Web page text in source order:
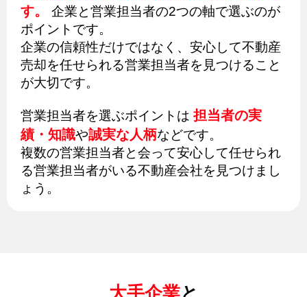
す。
企業と営業担当者の2つの軸で選ぶのが
ポイントです。
企業の信頼性だけではなく、安心して不動産
売却を任せられる営業担当者を見つけること
が大切です。
営業担当者を選ぶポイントは 担当者の実
績・知識や誠実な人柄などです。
複数の営業担当者と会って安心して任せられ
る営業担当者がいる不動産会社を見つけまし
ょう。
大手企業と